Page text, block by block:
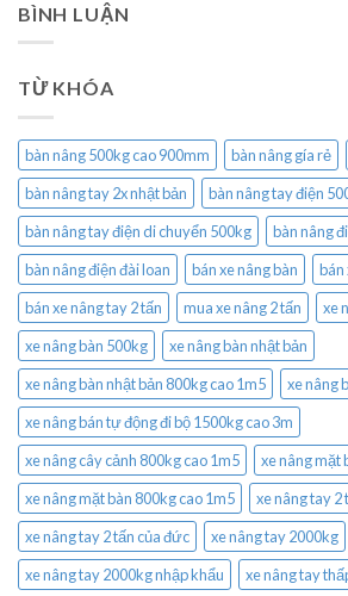
BÌNH LUẬN
TỪ KHÓA
bàn nâng 500kg cao 900mm bàn nâng gía rẻ
bàn nâng tay 2x nhật bản
bàn nâng tay điện
bàn nâng tay điện di chuyển 500kg
bàn nâng
bàn nâng điện đài loan
bán xe nâng bàn
bán
bán xe nâng tay 2 tấn
mua xe nâng 2 tấn
xe
xe nâng bàn 500kg
xe nâng bàn nhật bản
xe nâng bàn nhật bản 800kg cao 1m5
xe nâng
xe nâng bán tự động đi bộ 1500kg cao 3m
xe nâng cây cảnh 800kg cao 1m5
xe nâng mặt
xe nâng mặt bàn 800kg cao 1m5
xe nâng tay 2
xe nâng tay 2 tấn của đức
xe nâng tay 2000kg
xe nâng tay 2000kg nhập khẩu
xe nâng tay